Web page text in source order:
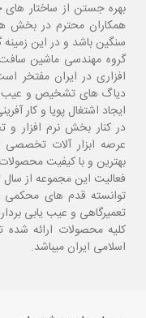
بهره جستن از ساختار
همکاران محترم در بخش
سنگین باشد و در این
گروه مهندسی ماشین
افزاری در ایران مفتخر
دیاگ های تشخیص و عیب
ایجاد اشتغال پویا و کار
در کنار بخش نرم افزار و
عرصه ابزار آلات تخصصی
بهترین و با کیفیت
توانسته قدم های محکمی
تعمیرگاهی و عیب یابی
کلیه محصولات ارائه
اسلامی ایران میباشد.